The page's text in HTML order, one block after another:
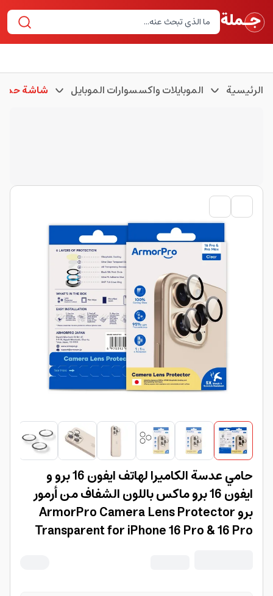
الرئيسية الموبايلات واكسسوارات الموبايل شاشة
حامي عدسة الكاميرا لهاتف ايفون 16 برو و
ايفون 16 برو ماكس باللون الشفاف من أرمور
برو ArmorPro Camera Lens Protector
Transparent for iPhone 16 Pro & 16 Pro